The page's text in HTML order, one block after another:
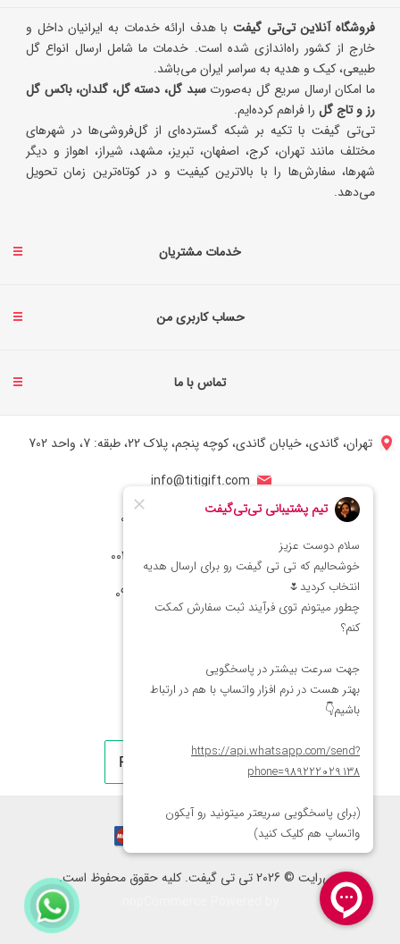
فروشگاه آنلاین تی‌تی گیفتبا هدف ارائه خدمات به ایرانیان داخل و
خارج از کشور راه‌اندازی شده است. خدمات ما شامل ارسال انواع گل
طبیعی، کیک و هدیه به سراسر ایران می‌باشد.
ما امکان ارسال سریع گل به‌صورتسبد گل، دسته گل، گلدان، باکس گل
رز و تاج گل را فراهم کرده‌ایم.
تی‌تی گیفت با تکیه بر شبکه گسترده‌ای از گل‌فروشی‌ها در شهرهای
مختلف مانند تهران، کرج، اصفهان، تبریز، مشهد، شیراز، اهواز و دیگر
شهرها، سفارش‌ها را با بالاترین کیفیت و در کوتاه‌ترین زمان تحویل
می‌دهد.
خدمات مشتریان
حساب کاربری من
تماس با ما
تهران، گاندی، خیابان گاندی، کوچه پنجم، پلاک 22، طبقه: 7، واحد 702
info@titigift.com
شماره تماس ایران: 02166066403
شماره تماس آمریکا: 0014088054942
کپی‌رایت © 2026 تی تی گیفت. کلیه حقوق محفوظ است.